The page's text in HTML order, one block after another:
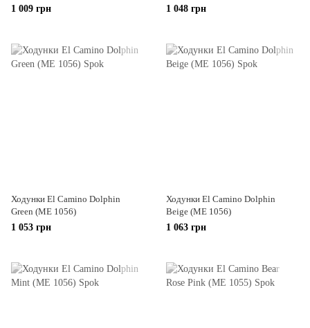
1 009 грн
1 048 грн
Ходунки El Camino Dolphin
Green (ME 1056)
1 053 грн
Ходунки El Camino Dolphin
Beige (ME 1056)
1 063 грн